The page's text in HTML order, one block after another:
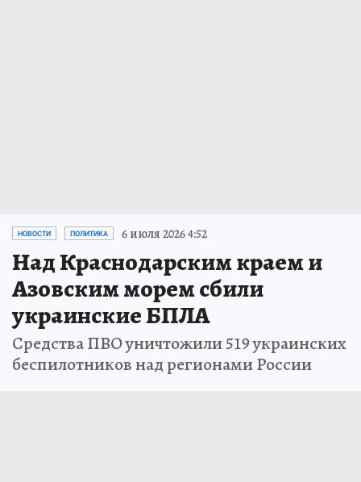
НОВОСТИ ПОЛИТИКА 6 июля 2026 4:52
Над Краснодарским краем и
Азовским морем сбили
украинские БПЛА
Средства ПВО уничтожили 519 украинских
беспилотников над регионами России